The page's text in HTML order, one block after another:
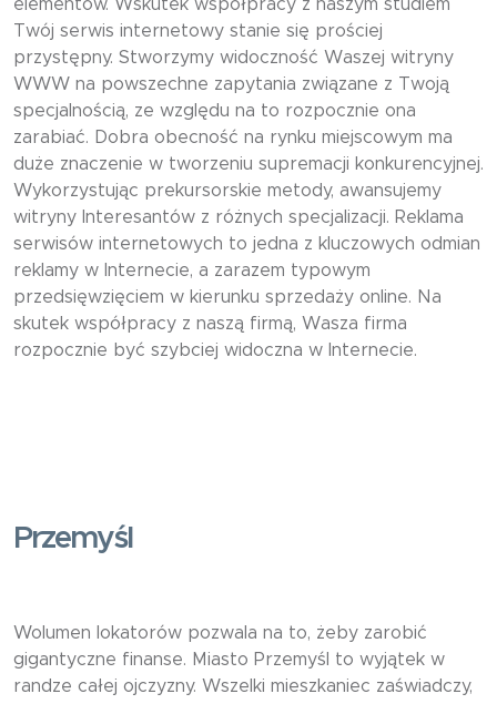
elementów. Wskutek współpracy z naszym studiem
Twój serwis internetowy stanie się prościej
przystępny. Stworzymy widoczność Waszej witryny
WWW na powszechne zapytania związane z Twoją
specjalnością, ze względu na to rozpocznie ona
zarabiać. Dobra obecność na rynku miejscowym ma
duże znaczenie w tworzeniu supremacji konkurencyjnej.
Wykorzystując prekursorskie metody, awansujemy
witryny Interesantów z różnych specjalizacji. Reklama
serwisów internetowych to jedna z kluczowych odmian
reklamy w Internecie, a zarazem typowym
przedsięwzięciem w kierunku sprzedaży online. Na
skutek współpracy z naszą firmą, Wasza firma
rozpocznie być szybciej widoczna w Internecie.
Przemyśl
Wolumen lokatorów pozwala na to, żeby zarobić
gigantyczne finanse. Miasto Przemyśl to wyjątek w
randze całej ojczyzny. Wszelki mieszkaniec zaświadczy,